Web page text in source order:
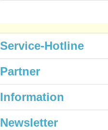
Service-Hotline
Partner
Information
Newsletter